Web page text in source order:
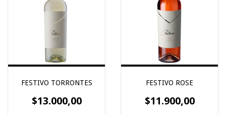
FESTIVO TORRONTES
$13.000,00
FESTIVO ROSE
$11.900,00